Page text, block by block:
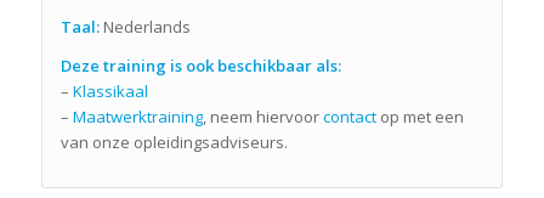
Taal: Nederlands
Deze training is ook beschikbaar als:
– Klassikaal
– Maatwerktraining, neem hiervoorcontactop met een
van onze opleidingsadviseurs.